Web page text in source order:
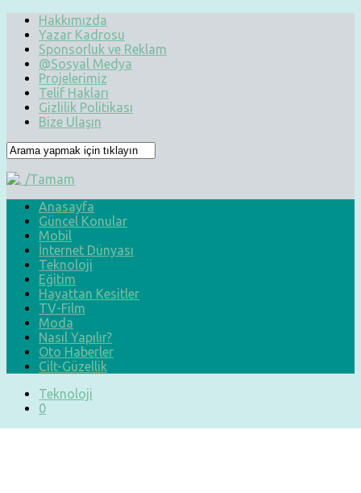
Hakkımızda
Yazar Kadrosu
Sponsorluk ve Reklam
@Sosyal Medya
Projelerimiz
Telif Hakları
Gizlilik Politikası
Bize Ulaşın
Anasayfa
Güncel Konular
Mobil
İnternet Dünyası
Teknoloji
Eğitim
Hayattan Kesitler
TV-Film
Moda
Nasıl Yapılır?
Oto Haberler
Cilt-Güzellik
Teknoloji
0